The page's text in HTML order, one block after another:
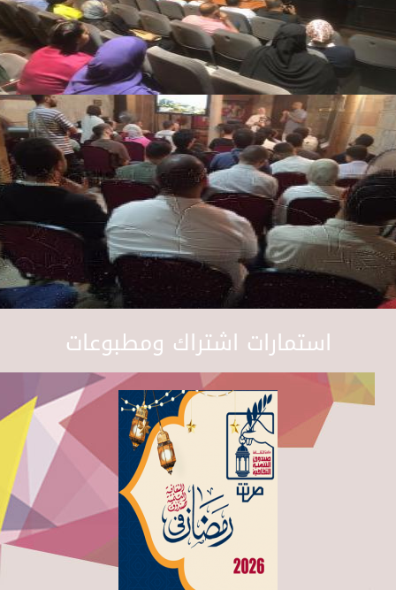
استمارات اشتراك ومطبوعات